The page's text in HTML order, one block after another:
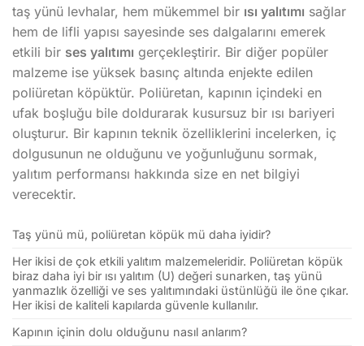
taş yünü levhalar, hem mükemmel bir ısı yalıtımı sağlar
hem de lifli yapısı sayesinde ses dalgalarını emerek
etkili bir ses yalıtımı gerçekleştirir. Bir diğer popüler
malzeme ise yüksek basınç altında enjekte edilen
poliüretan köpüktür. Poliüretan, kapının içindeki en
ufak boşluğu bile doldurarak kusursuz bir ısı bariyeri
oluşturur. Bir kapının teknik özelliklerini incelerken, iç
dolgusunun ne olduğunu ve yoğunluğunu sormak,
yalıtım performansı hakkında size en net bilgiyi
verecektir.
Taş yünü mü, poliüretan köpük mü daha iyidir?
Her ikisi de çok etkili yalıtım malzemeleridir. Poliüretan köpük
biraz daha iyi bir ısı yalıtım (U) değeri sunarken, taş yünü
yanmazlık özelliği ve ses yalıtımındaki üstünlüğü ile öne çıkar.
Her ikisi de kaliteli kapılarda güvenle kullanılır.
Kapının içinin dolu olduğunu nasıl anlarım?